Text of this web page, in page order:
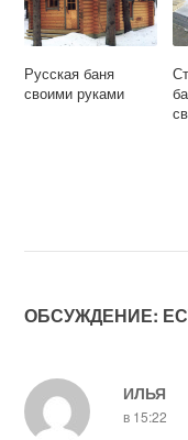
Русская баня
своими руками
ОБСУЖДЕНИЕ:
ИЛЬЯ
в 15:22